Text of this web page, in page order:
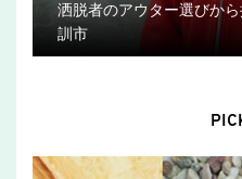
洒脱者のアウター選びか
訓市